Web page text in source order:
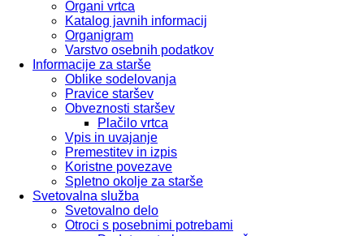
Organi vrtca
Katalog javnih informacij
Organigram
Varstvo osebnih podatkov
Informacije za starše
Oblike sodelovanja
Pravice staršev
Obveznosti staršev
Plačilo vrtca
Vpis in uvajanje
Premestitev in izpis
Koristne povezave
Spletno okolje za starše
Svetovalna služba
Svetovalno delo
Otroci s posebnimi potrebami